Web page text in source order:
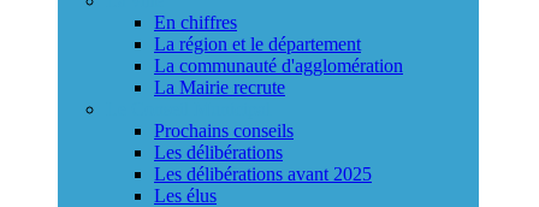
En chiffres
La région et le département
La communauté d'agglomération
La Mairie recrute
Prochains conseils
Les délibérations
Les délibérations avant 2025
Les élus